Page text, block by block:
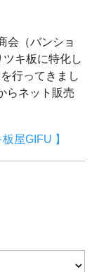
会（バンショ
キ板に特化し
行ってきまし
らネット販売
屋GIFU 】